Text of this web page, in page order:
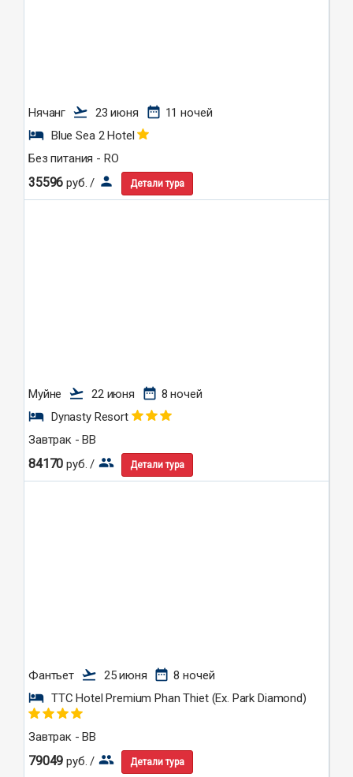
Нячанг flight_takeoff 23 июня date_range 11 ночей
hotel Blue Sea 2 Hotel
Без питания - RO
35596 руб. / person Детали тура
Муйне flight_takeoff 22 июня date_range 8 ночей
hotel Dynasty Resort
Завтрак - BB
84170 руб. / group Детали тура
Фантьет flight_takeoff 25 июня date_range 8 ночей
hotel TTC Hotel Premium Phan Thiet (Ex. Park Diamond)
Завтрак - BB
79049 руб. / group Детали тура